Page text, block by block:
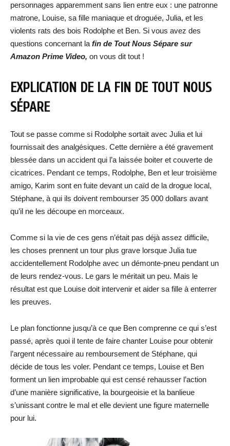
personnages apparemment sans lien entre eux : une patronne
matrone, Louise, sa fille maniaque et droguée, Julia, et les
violents rats des bois Rodolphe et Ben. Si vous avez des
questions concernant la fin de Tout Nous Sépare sur
Amazon Prime Video, on vous dit tout !
EXPLICATION DE LA FIN DE TOUT NOUS
SÉPARE
Tout se passe comme si Rodolphe sortait avec Julia et lui
fournissait des analgésiques. Cette dernière a été gravement
blessée dans un accident qui l’a laissée boiter et couverte de
cicatrices. Pendant ce temps, Rodolphe, Ben et leur troisième
amigo, Karim sont en fuite devant un caïd de la drogue local,
Stéphane, à qui ils doivent rembourser 35 000 dollars avant
qu’il ne les découpe en morceaux.
Comme si la vie de ces gens n’était pas déjà assez difficile,
les choses prennent un tour plus grave lorsque Julia tue
accidentellement Rodolphe avec un démonte-pneu pendant un
de leurs rendez-vous. Le gars le méritait un peu. Mais le
résultat est que Louise doit intervenir et aider sa fille à enterrer
les preuves.
Le plan fonctionne jusqu’à ce que Ben comprenne ce qui s’est
passé, après quoi il tente de faire chanter Louise pour obtenir
l’argent nécessaire au remboursement de Stéphane, qui
décide de tous les voler. Pendant ce temps, Louise et Ben
forment un lien improbable qui est censé rehausser l’action
d’une manière significative, la bourgeoisie et la banlieue
s’unissant contre le mal et elle devient une figure maternelle
pour lui.